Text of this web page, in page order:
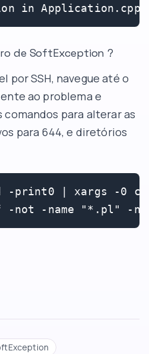
in
de SoftException ?
por SSH, navegue até o
ao problema e
para alterar as
para 644, e diretórios
| xargs -0
-name "*.pl" -not